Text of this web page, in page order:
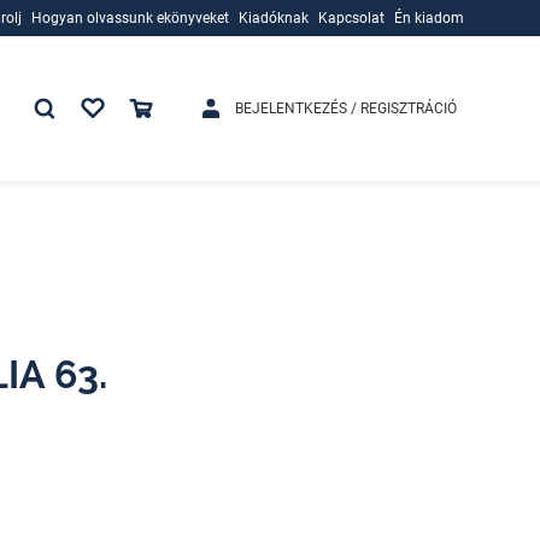
Hogyan olvassunk ekönyveket
Kiadóknak
Kapcsolat Én kiadom
BEJELENTKEZÉS / REGISZTRÁCIÓ
63.